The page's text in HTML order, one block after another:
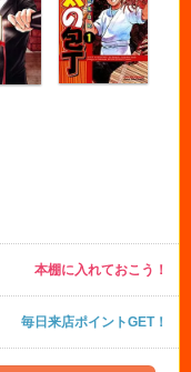
本棚に入れておこう！
毎日来店ポイントGET！